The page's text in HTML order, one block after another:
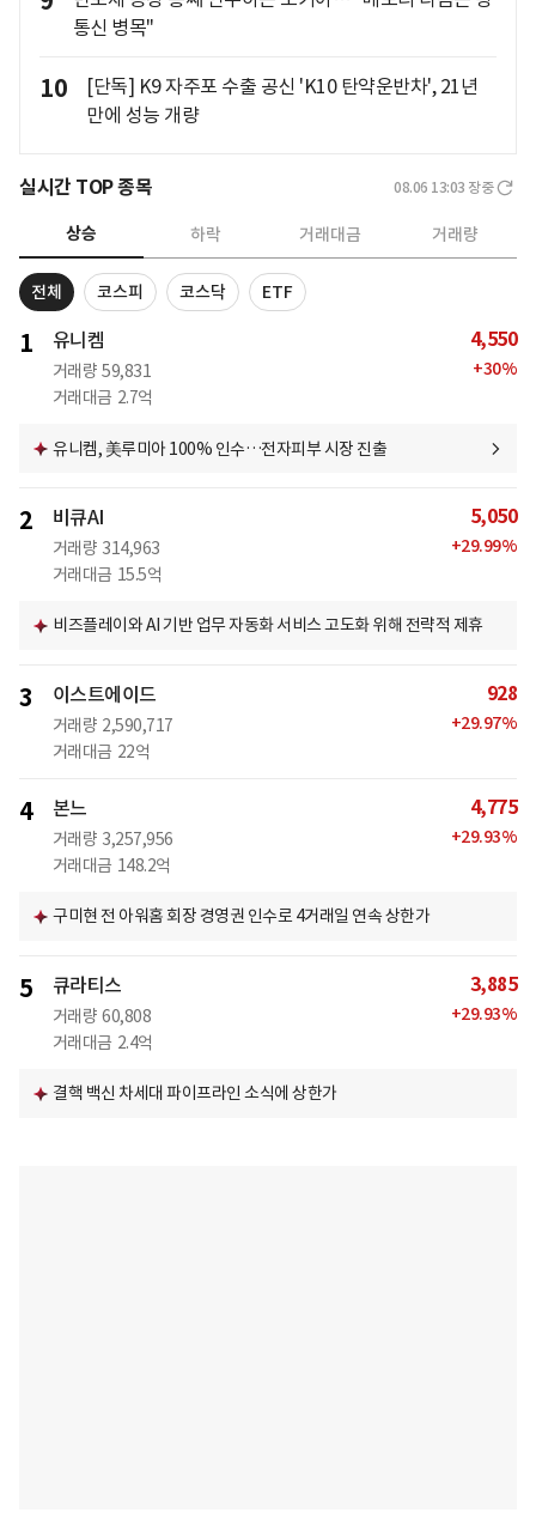
통신 병목"
10
[단독] K9 자주포 수출 공신 'K10 탄약운반차', 21년
만에 성능 개량
실시간 TOP 종목 08.06 13:03 장중
상승 하락 거래대금 거래량
전체 코스피 코스닥 ETF
1 유니켐
거래량 59,831
거래대금 2.7억
4,550
+30%
유니켐, 美루미아 100% 인수…전자피부 시장 진출
2 비큐AI
거래량 314,963
거래대금 15.5억
5,050
+29.99%
비즈플레이와 AI 기반 업무 자동화 서비스 고도화 위해 전략적 제휴
3 이스트에이드
거래량 2,590,717
거래대금 22억
928
+29.97%
4 본느
거래량 3,257,956
거래대금 148.2억
4,775
+29.93%
구미현 전 아워홈 회장 경영권 인수로 4거래일 연속 상한가
5 큐라티스
거래량 60,808
거래대금 2.4억
3,885
+29.93%
결핵 백신 차세대 파이프라인 소식에 상한가